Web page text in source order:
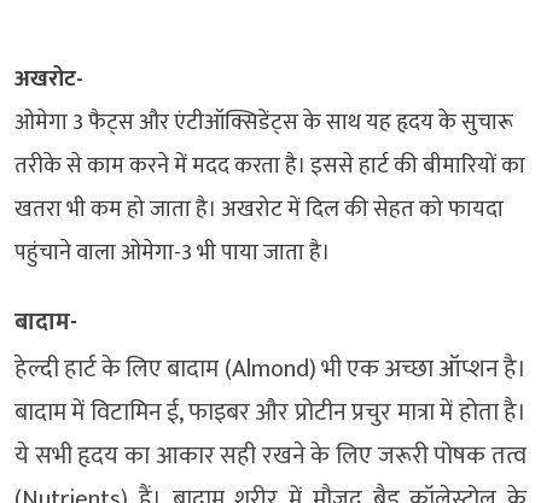
अखरोट-
ओमेगा 3 फैट्स और एंटीऑक्सिडेंट्स के साथ यह हृदय के सुचारू
तरीके से काम करने में मदद करता है। इससे हार्ट की बीमारियों का
खतरा भी कम हो जाता है। अखरोट में दिल की सेहत को फायदा
पहुंचाने वाला ओमेगा-3 भी पाया जाता है।
बादाम-
हेल्दी हार्ट के लिए बादाम (Almond) भी एक अच्छा ऑप्शन है।
बादाम में विटामिन ई, फाइबर और प्रोटीन प्रचुर मात्रा में होता है।
ये सभी हृदय का आकार सही रखने के लिए जरूरी पोषक तत्व